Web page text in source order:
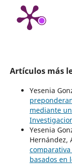
Artículos más
Yesenia
mediante
Yesenia
Hernández,
basados en